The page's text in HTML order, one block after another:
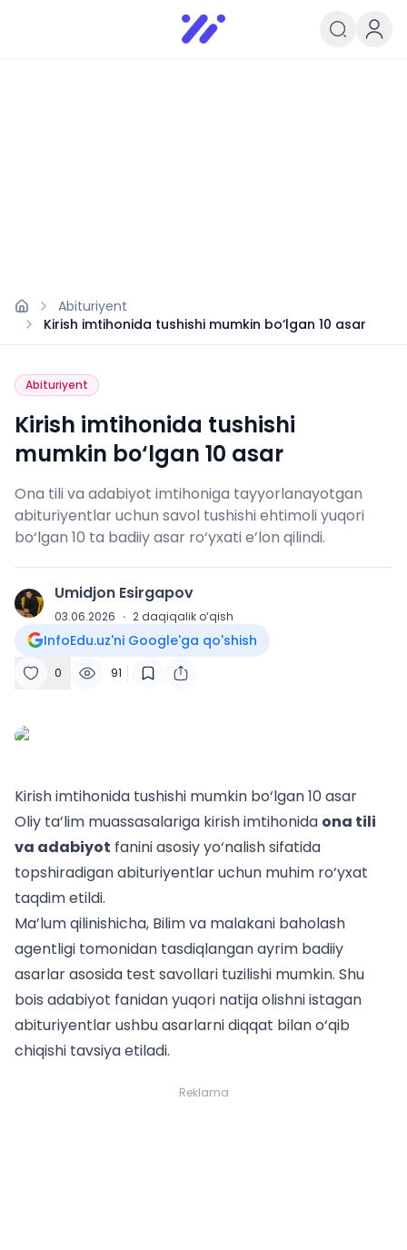
Infoedu
Ta&#039;lim xabarlari va
Abituriyent
Kirish imtihonida tushishi mumkin bo‘lgan 10 asar
Abituriyent
Kirish imtihonida tushishi
mumkin bo‘lgan 10 asar
Ona tili va adabiyot imtihoniga tayyorlanayotgan
abituriyentlar uchun savol tushishi ehtimoli yuqori
bo‘lgan 10 ta badiiy asar ro‘yxati e’lon qilindi.
U Umidjon Esirgapov
03.06.2026 · 2 daqiqalik o‘qish
InfoEdu.uz'ni Google'ga qo'shish
0 91
Kirish imtihonida tushishi mumkin bo‘lgan 10 asar
Oliy ta’lim muassasalariga kirish imtihonida ona tili
va adabiyot fanini asosiy yo‘nalish sifatida
topshiradigan abituriyentlar uchun muhim ro‘yxat
taqdim etildi.
Ma’lum qilinishicha, Bilim va malakani baholash
agentligi tomonidan tasdiqlangan ayrim badiiy
asarlar asosida test savollari tuzilishi mumkin. Shu
bois adabiyot fanidan yuqori natija olishni istagan
abituriyentlar ushbu asarlarni diqqat bilan o‘qib
chiqishi tavsiya etiladi.
Reklama